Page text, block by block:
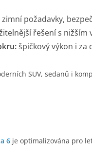
požadavky,
řešení s nižším
špičkový výkon i za
SUV, sedanů i
6 je optimalizována pro